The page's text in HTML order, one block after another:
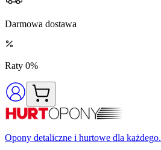
Darmowa dostawa
Raty 0%
Opony detaliczne i hurtowe dla każdego.